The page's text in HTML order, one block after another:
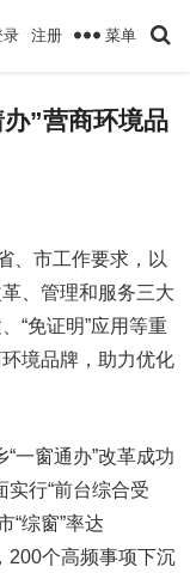
录 注册 菜单
”营商环境品
、市工作要求，以
、管理和服务三大
“免证明”应用等重
境品牌，助力优化
“一窗通办”改革成功
行“前台综合受
“综窗”率达
200个高频事项下沉